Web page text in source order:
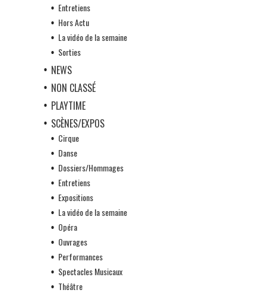
Entretiens
Hors Actu
La vidéo de la semaine
Sorties
NEWS
NON CLASSÉ
PLAYTIME
SCÈNES/EXPOS
Cirque
Danse
Dossiers/Hommages
Entretiens
Expositions
La vidéo de la semaine
Opéra
Ouvrages
Performances
Spectacles Musicaux
Théâtre